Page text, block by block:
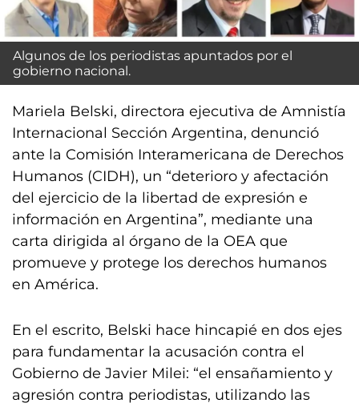
Algunos de los periodistas apuntados por el
gobierno nacional.
Mariela Belski, directora ejecutiva de Amnistía
Internacional Sección Argentina, denunció
ante la Comisión Interamericana de Derechos
Humanos (CIDH), un “deterioro y afectación
del ejercicio de la libertad de expresión e
información en Argentina”, mediante una
carta dirigida al órgano de la OEA que
promueve y protege los derechos humanos
en América.
En el escrito, Belski hace hincapié en dos ejes
para fundamentar la acusación contra el
Gobierno de Javier Milei: “el ensañamiento y
agresión contra periodistas, utilizando las